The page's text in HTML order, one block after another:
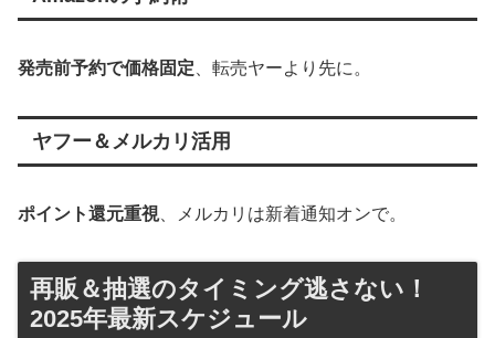
発売前予約で価格固定 、転売ヤーより先に。
ヤフー＆メルカリ活用
ポイント還元重視、メルカリは新着通知オンで。
再販＆抽選のタイミング逃さない！
2025年最新スケジュール